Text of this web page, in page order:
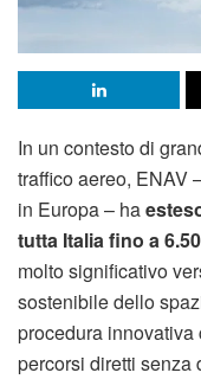
In un contesto di
traffico aereo, ENAV
in Europa – ha
tutta Italia fino a
molto significativo
sostenibile dello
procedura
percorsi diretti senza